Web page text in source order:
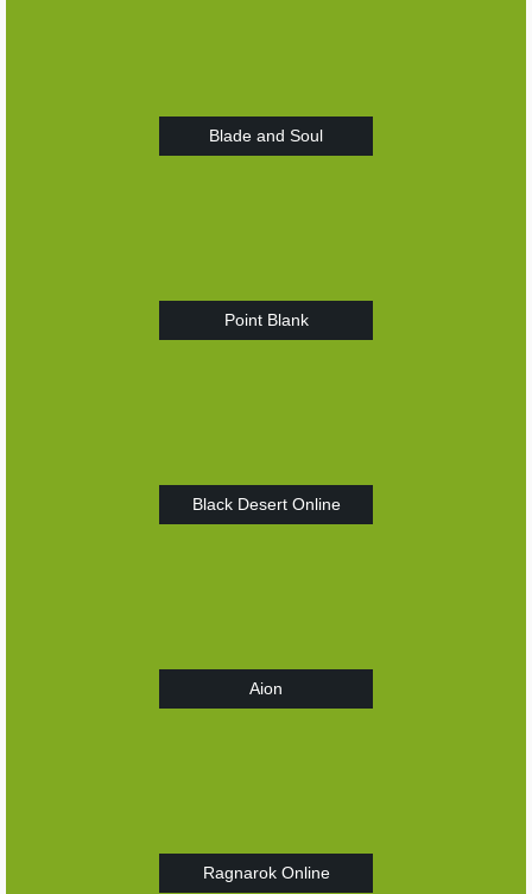
Blade and Soul
Point Blank
Black Desert Online
Aion
Ragnarok Online